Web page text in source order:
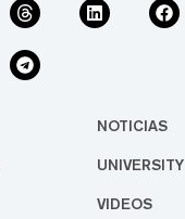
NOTICIAS
UNIVERSITY
VIDEOS